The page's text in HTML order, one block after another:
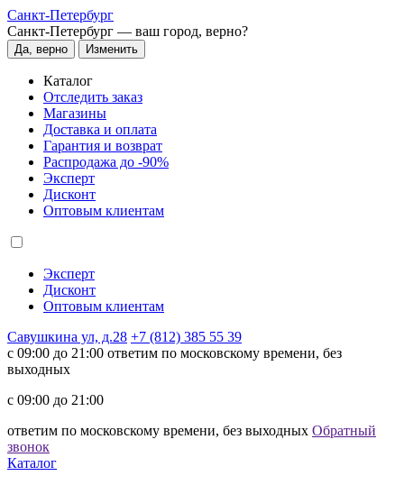
Санкт-Петербург
Санкт-Петербург — ваш город, верно?
Да, верно Изменить
Каталог
Отследить заказ
Магазины
Доставка и оплата
Гарантия и возврат
Распродажа до -90%
Эксперт
Дисконт
Оптовым клиентам
Эксперт
Дисконт
Оптовым клиентам
Савушкина ул, д.28 +7 (812) 385 55 39
c 09:00 до 21:00 ответим по московскому времени, без
выходных
c 09:00 до 21:00
ответим по московскому времени, без выходных Обратный
звонок
Каталог